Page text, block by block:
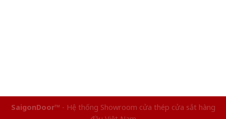
SaigonDoor™ - Hệ thống Showroom cửa thép cửa sắt hàng